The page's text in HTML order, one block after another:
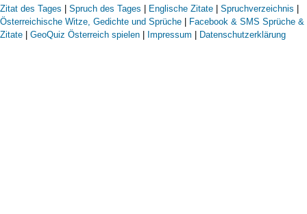
Zitat des Tages | Spruch des Tages | Englische Zitate | Spruchverzeichnis |
Österreichische Witze, Gedichte und Sprüche | Facebook & SMS Sprüche &
Zitate | GeoQuiz Österreich spielen | Impressum | Datenschutzerklärung